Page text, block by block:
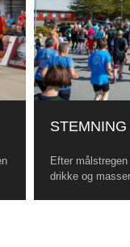
Efter
drikke og